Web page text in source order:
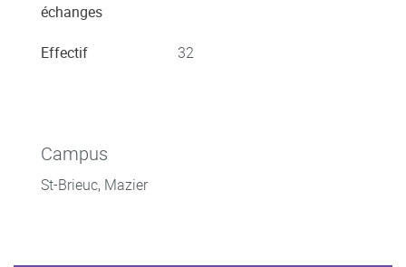
échanges
Effectif 32
Campus
St-Brieuc, Mazier